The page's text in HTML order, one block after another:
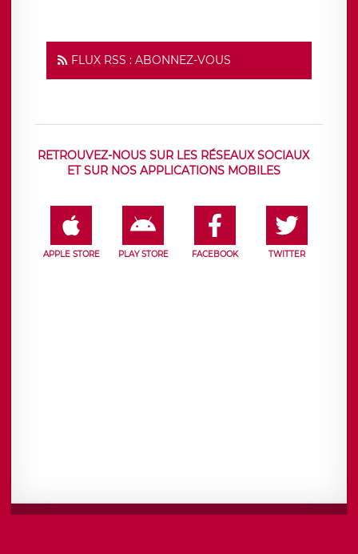
FLUX RSS : ABONNEZ-VOUS
RETROUVEZ-NOUS SUR LES RÉSEAUX SOCIAUX
ET SUR NOS APPLICATIONS MOBILES
APPLE STORE PLAY STORE FACEBOOK TWITTER